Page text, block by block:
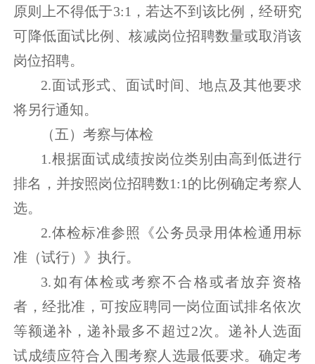
原则上不得低于3:1，若达不到该比例，经研究
可降低面试比例、核减岗位招聘数量或取消该
岗位招聘。
2.面试形式、面试时间、地点及其他要求
将另行通知。
（五）考察与体检
1.根据面试成绩按岗位类别由高到低进行
排名，并按照岗位招聘数1:1的比例确定考察人
选。
2.体检标准参照《公务员录用体检通用标
准（试行）》执行。
3.如有体检或考察不合格或者放弃资格
者，经批准，可按应聘同一岗位面试排名依次
等额递补，递补最多不超过2次。递补人选面
试成绩应符合入围考察人选最低要求。确定考